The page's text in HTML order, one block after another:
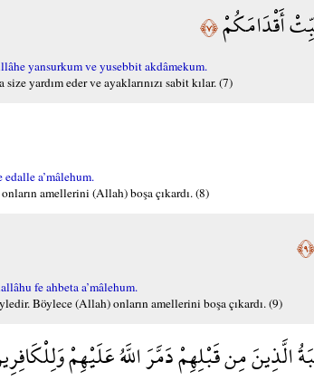
أَقْدَامَكُمْ﴿٧﴾
yansurkum ve yusebbit akdâmekum.
yardım eder ve ayaklarınızı sabit kılar. (7)
a’mâlehum.
amellerini (Allah) boşa çıkardı. (8)
﴿٩﴾
fe ahbeta a’mâlehum.
Böylece (Allah) onların amellerini boşa çıkardı. (9)
مِن قَبْلِهِمْ دَمَّرَ اللَّهُ عَلَيْهِمْ